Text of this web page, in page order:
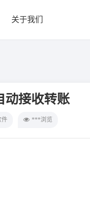
关于我们
动接收转账
件 ***浏览